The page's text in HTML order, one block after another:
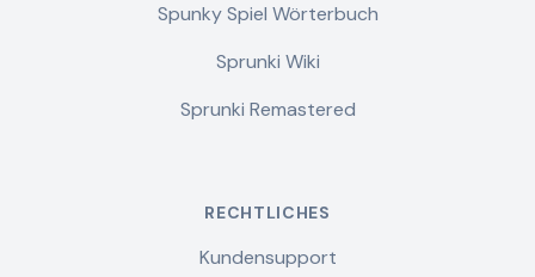
Spunky Spiel Wörterbuch
Sprunki Wiki
Sprunki Remastered
RECHTLICHES
Kundensupport